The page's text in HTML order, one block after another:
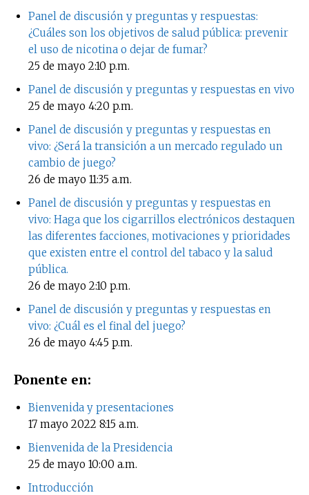
Panel de discusión y preguntas y respuestas:
¿Cuáles son los objetivos de salud pública: prevenir
el uso de nicotina o dejar de fumar?
25 de mayo 2:10 p.m.
Panel de discusión y preguntas y respuestas en vivo
25 de mayo 4:20 p.m.
Panel de discusión y preguntas y respuestas en
vivo: ¿Será la transición a un mercado regulado un
cambio de juego?
26 de mayo 11:35 a.m.
Panel de discusión y preguntas y respuestas en
vivo: Haga que los cigarrillos electrónicos destaquen
las diferentes facciones, motivaciones y prioridades
que existen entre el control del tabaco y la salud
pública.
26 de mayo 2:10 p.m.
Panel de discusión y preguntas y respuestas en
vivo: ¿Cuál es el final del juego?
26 de mayo 4:45 p.m.
Ponente en:
Bienvenida y presentaciones
17 mayo 2022 8:15 a.m.
Bienvenida de la Presidencia
25 de mayo 10:00 a.m.
Introducción